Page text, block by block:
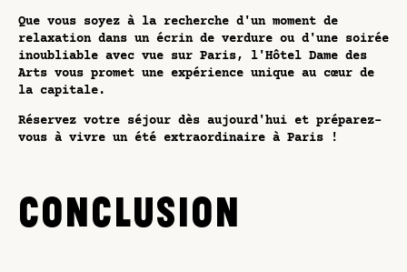
Que vous soyez à la recherche d'un moment de
relaxation dans un écrin de verdure ou d'une soirée
inoubliable avec vue sur Paris, l'Hôtel Dame des
Arts vous promet une expérience unique au cœur de
la capitale.
Réservez votre séjour dès aujourd'hui et préparez-
vous à vivre un été extraordinaire à Paris !
CONCLUSION